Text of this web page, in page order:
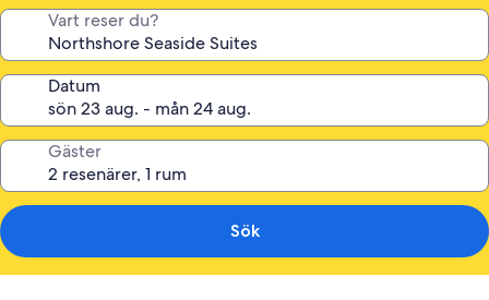
Vart reser du?
Datum
Gäster
Sök